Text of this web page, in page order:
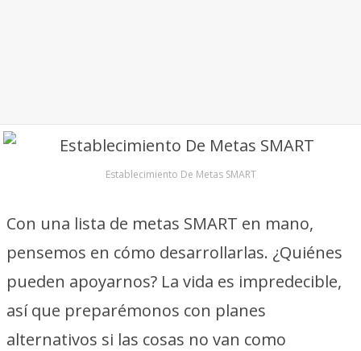
Establecimiento De Metas SMART
Con una lista de metas SMART en mano,
pensemos en cómo desarrollarlas. ¿Quiénes
pueden apoyarnos? La vida es impredecible,
así que preparémonos con planes
alternativos si las cosas no van como